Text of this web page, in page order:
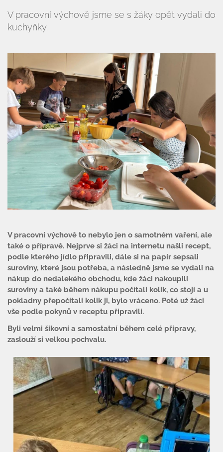
V pracovní výchově jsme se s žáky opět vydali do
kuchyňky.
V pracovní výchově to nebylo jen o samotném vaření, ale
také o přípravě. Nejprve si žáci na internetu našli recept,
podle kterého jídlo připravili, dále si na papír sepsali
suroviny, které jsou potřeba, a následně jsme se vydali na
nákup do nedalekého obchodu, kde žáci nakoupili
suroviny a také během nákupu počítali kolik, co stojí a u
pokladny přepočítali kolik ji, bylo vráceno. Poté už žáci
vše podle pokynů v receptu připravili.
Byli velmi šikovní a samostatní během celé přípravy,
zaslouží si velkou pochvalu.